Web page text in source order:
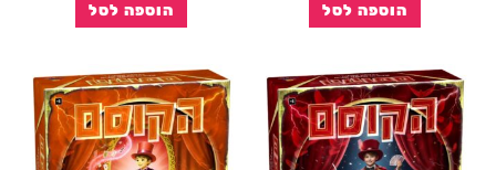
הוספה לסל הוספה לסל